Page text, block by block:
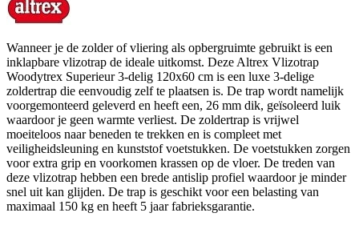
Wanneer je de zolder of vliering als opbergruimte gebruikt is een
inklapbare vlizotrap de ideale uitkomst. Deze Altrex Vlizotrap
Woodytrex Superieur 3-delig 120x60 cm is een luxe 3-delige
zoldertrap die eenvoudig zelf te plaatsen is. De trap wordt namelijk
voorgemonteerd geleverd en heeft een, 26 mm dik, geïsoleerd luik
waardoor je geen warmte verliest. De zoldertrap is vrijwel
moeiteloos naar beneden te trekken en is compleet met
veiligheidsleuning en kunststof voetstukken. De voetstukken zorgen
voor extra grip en voorkomen krassen op de vloer. De treden van
deze vlizotrap hebben een brede antislip profiel waardoor je minder
snel uit kan glijden. De trap is geschikt voor een belasting van
maximaal 150 kg en heeft 5 jaar fabrieksgarantie.